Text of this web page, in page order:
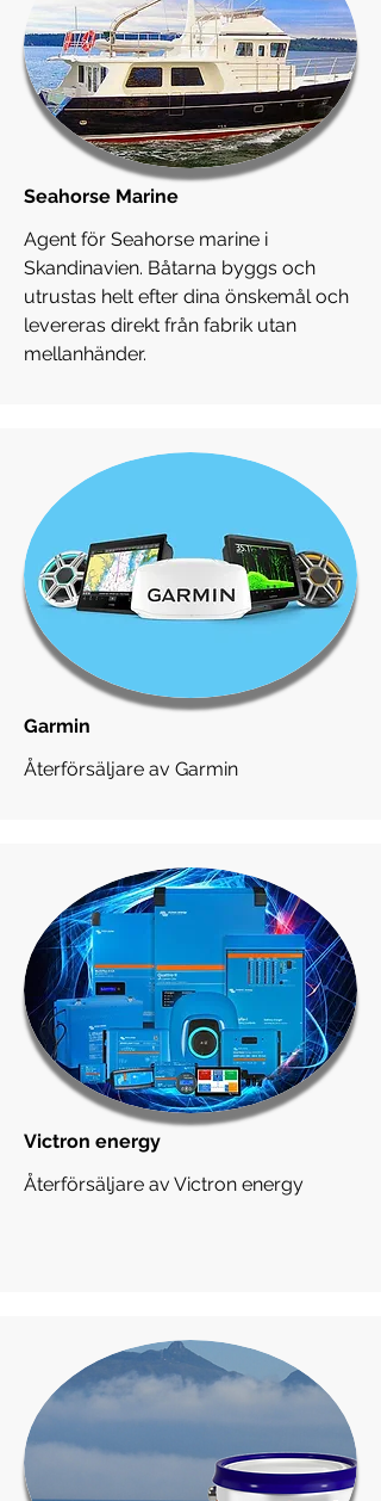
Seahorse Marine
Agent för Seahorse marine i
Skandinavien. Båtarna byggs och
utrustas helt efter dina önskemål och
levereras direkt från fabrik utan
mellanhänder.
Garmin
Återförsäljare av Garmin
Victron energy
Återförsäljare av Victron energy